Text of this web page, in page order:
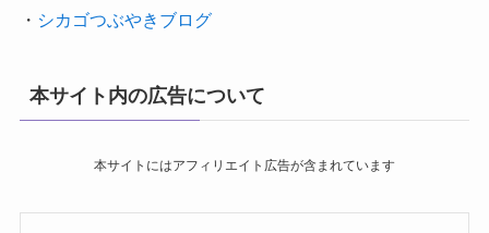
・ シカゴつぶやきブログ
本サイト内の広告について
本サイトにはアフィリエイト広告が含まれています